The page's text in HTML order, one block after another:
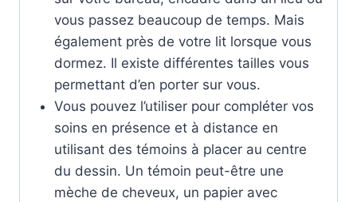
vous passez beaucoup de temps. Mais
également près de votre lit lorsque vous
dormez. Il existe différentes tailles vous
permettant d’en porter sur vous.
Vous pouvez l’utiliser pour compléter vos
soins en présence et à distance en
utilisant des témoins à placer au centre
du dessin. Un témoin peut-être une
mèche de cheveux, un papier avec